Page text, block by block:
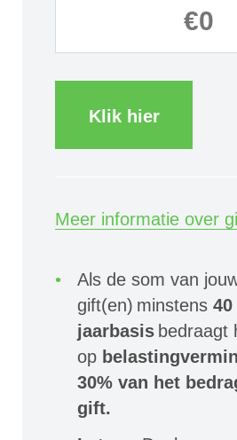
Klik hier
Meer informatie over
Als de som van
gift(en) minstens
jaarbasis bedraagt
op
30% van het
gift.